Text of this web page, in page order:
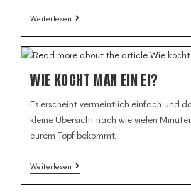
Weiterlesen
WIE KOCHT MAN EIN EI?
Es erscheint vermeintlich einfach und
kleine Übersicht nach wie vielen
eurem Topf bekommt.
Weiterlesen